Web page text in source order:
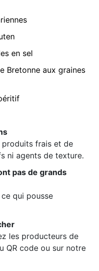
en sel
Bretonne aux graines
produits frais et de
ni agents de texture.
pas de grands
qui pousse
les producteurs de
QR code ou sur notre